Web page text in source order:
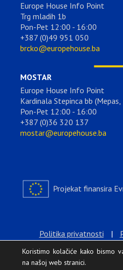
Europe House Info Point
Trg mladih 1b
Pon-Pet 12:00 - 16:00
+387 (0)49 951 050
brcko@europehouse.ba
MOSTAR
Europe House Info Point
Kardinala Stepinca bb (Mepas,
Pon-Pet 12:00 - 16:00
+387 (0)36 320 137
mostar@europehouse.ba
Projekat finansira
Politika privatnosti |
Koristimo kolačiće kako bismo
na našoj web stranici.